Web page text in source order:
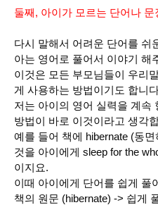
둘째, 아이가 모르는 단어나 문
다시 말해서 어려운 단어를 쉬
아는 영어로 풀어서 이야기 해
이것은 모든 부모님들이 우리
게 사용하는 방법이기도 합니
저는 아이의 영어 실력을 계속
방법이 바로 이것이라고 생각
예를 들어 책에 hibernate (동
것을 아이에게 sleep for the
이지요.
이때 아이에게 단어를 쉽게 풀
책의 원문 (hibernate) -> 쉽게